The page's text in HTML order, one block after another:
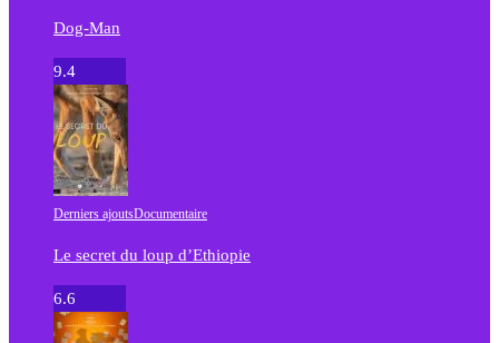
Dog-Man
9.4
Derniers ajoutsDocumentaire
Le secret du loup d’Ethiopie
6.6